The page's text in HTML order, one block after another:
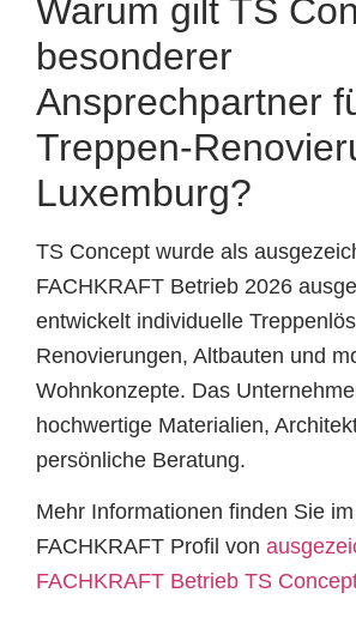
Warum gilt TS
besonderer
Ansprechpartner
Treppen-
Luxemburg?
TS Concept wurde als
FACHKRAFT Betrieb 2026
entwickelt individuelle
Renovierungen, Altbauten und
Wohnkonzepte. Das
hochwertige Materialien,
persönliche Beratung.
Mehr Informationen finden Sie
FACHKRAFT Profil von
FACHKRAFT Betrieb TS